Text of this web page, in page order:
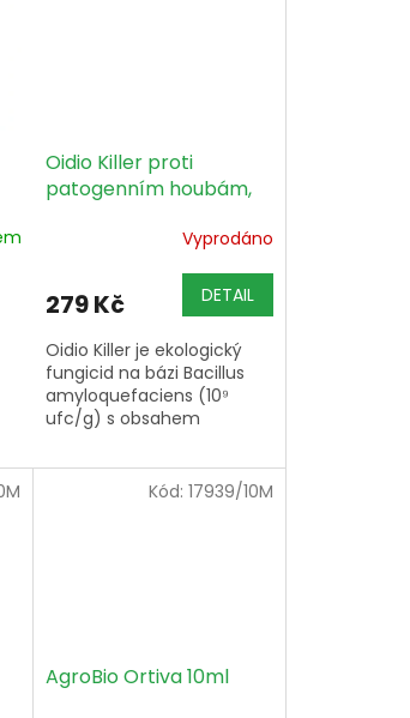
Oidio Killer proti
patogenním houbám,
Vyprodáno
279 Kč DETAIL
Oidio Killer je ekologický
fungicid na bázi Bacillus
amyloquefaciens (10⁹
ufc/g) s obsahem
organického draslíku;
dávkování 1,5–2 g na litr
AgroBio Ortiva 10ml
Kód: 17939/10M